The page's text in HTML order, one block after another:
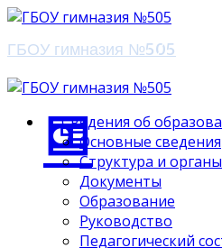
ГБОУ гимназия №505
Сведения об
Основные сведения
Структура и
Документы
Образование
Руководство
Педагогический